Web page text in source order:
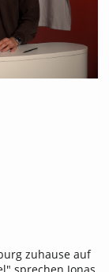
zuhause auf